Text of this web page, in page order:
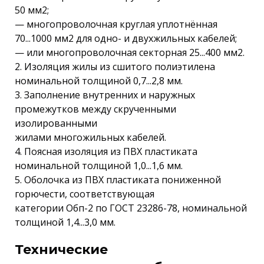
50 мм2;
— многопроволочная круглая уплотнённая
70...1000 мм2 для одно- и двухжильных кабелей;
— или многопроволочная секторная 25...400 мм2.
2. Изоляция жилы из сшитого полиэтилена
номинальной толщиной 0,7...2,8 мм.
3. Заполнение внутренних и наружных
промежутков между скрученными
изолированными
жилами многожильных кабелей.
4. Поясная изоляция из ПВХ пластиката
номинальной толщиной 1,0...1,6 мм.
5. Оболочка из ПВХ пластиката пониженной
горючести, соответствующая
категории Обп-2 по ГОСТ 23286-78, номинальной
толщиной 1,4...3,0 мм.
Технические